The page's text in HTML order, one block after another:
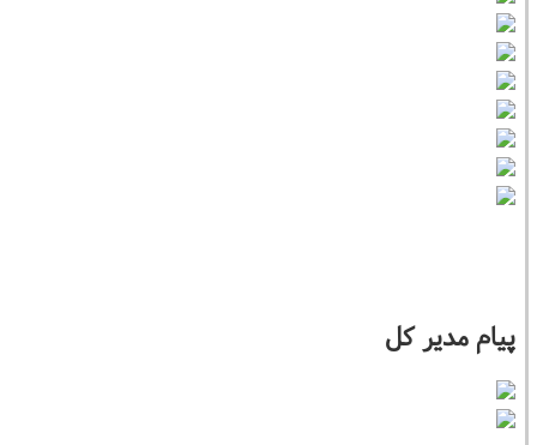
پیام مدیر کل